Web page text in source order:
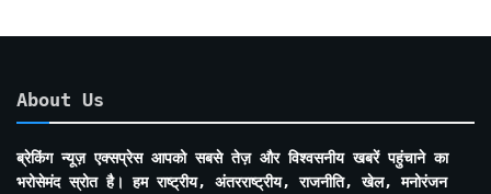
About Us
ब्रेकिंग न्यूज़ एक्सप्रेस आपको सबसे तेज़ और विश्वसनीय खबरें पहुंचाने का
भरोसेमंद स्रोत है। हम राष्ट्रीय, अंतरराष्ट्रीय, राजनीति, खेल, मनोरंजन